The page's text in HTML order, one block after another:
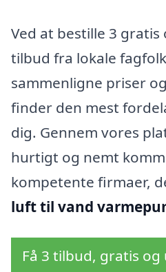
Ved at bestille 3
tilbud fra lokale
sammenligne priser
finder den mest
dig. Gennem vores
hurtigt og nemt
kompetente firmaer,
luft til vand
Få 3 tilbud, gratis